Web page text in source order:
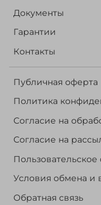
Документы
Гарантии
Контакты
Публичная оферта
Политика
Согласие на
Согласие на
Условия обмена и
Обратная связь